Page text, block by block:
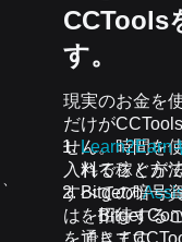
CCTools
す。
現実のお金を
だけが
せん。時間を
入れることが
Learn2Earn
料で稼ぐ方
Bitgetの
を招待する
できます。
すべての暗号
は、Bitget
を通じて